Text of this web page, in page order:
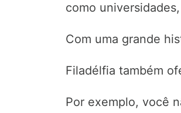
como
Com uma grande
Filadélfia também
Por exemplo, você